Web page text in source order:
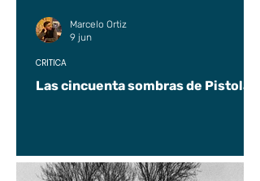
Las cincuenta sombras de Pistolas
CRÍTICA
Marcelo Ortiz
9 jun